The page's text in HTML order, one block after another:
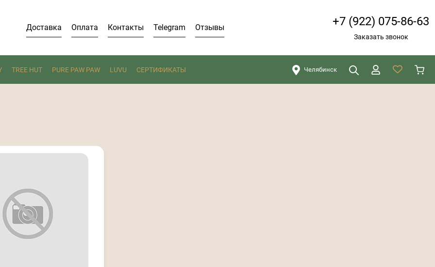
Доставка Оплата Контакты Telegram Отзывы +7 (922) 075-86-63
Заказать звонок
TREE HUT PURE PAW PAW LUVU СЕРТИФИКАТЫ Челябинск